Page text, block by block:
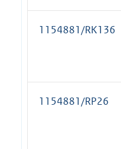
1154881/RK136
1154881/RP26